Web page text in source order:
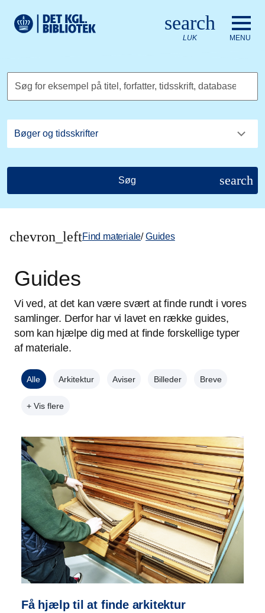
Det Kongelige Biblioteks logo. Gå til Det Kongelige
search
LUK MENU
Søg for eksempel på titel, forfatter, tidsskrift, database
Søg search
chevron_leftFind materiale/ Guides
Guides
Vi ved, at det kan være svært at finde rundt i vores
samlinger. Derfor har vi lavet en række guides,
som kan hjælpe dig med at finde forskellige typer
af materiale.
+ Vis flere
Alle Arkitektur Aviser Billeder Breve
Få hjælp til at finde arkitektur